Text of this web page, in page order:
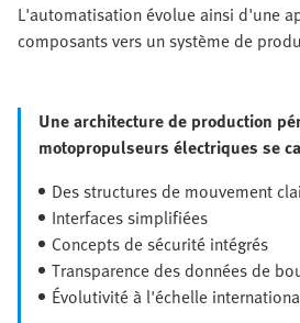
L'automatisation évolue ainsi d'une
composants vers un système de
Une architecture de production
motopropulseurs électriques se
Des structures de mouvement
Interfaces simplifiées
Concepts de sécurité intégrés
Transparence des données de
Évolutivité à l'échelle